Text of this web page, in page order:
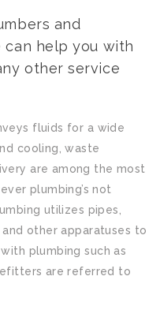
and
can help you with
other service
fluids for a wide
cooling, waste
are among the most
plumbing’s not
utilizes pipes,
other apparatuses to
plumbing such as
are referred to